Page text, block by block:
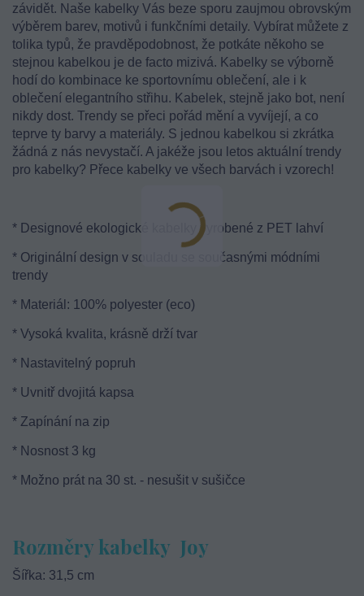
závidět. Naše kabelky Vás beze sporu zaujmou obrovským
výběrem barev, motivů i funkčními detaily. Vybírat můžete z
tolika typů, že pravděpodobnost, že potkáte někoho se
stejnou kabelkou je de facto mizivá. Kabelky se výborně
hodí do kombinace ke sportovnímu oblečení, ale i k
oblečení elegantního střihu. Kabelek, stejně jako bot, není
nikdy dost. Trendy se přeci pořád mění a vyvíjejí, a co
teprve ty barvy a materiály. S jednou kabelkou si zkrátka
žádná z nás nevystačí. A jakéže jsou letos aktuální trendy
pro kabelky? Přece kabelky ve všech barvách i vzorech!
* Designové ekologické kabelky vyrobené z PET lahví
* Originální design v souladu se současnými módními
trendy
* Materiál: 100% polyester (eco)
* Vysoká kvalita, krásně drží tvar
* Nastavitelný popruh
* Uvnitř dvojitá kapsa
* Zapínání na zip
* Nosnost 3 kg
* Možno prát na 30 st. - nesušit v sušičce
Rozměry kabelky Joy
Šířka: 31,5 cm